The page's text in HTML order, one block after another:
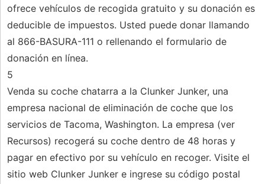
ofrece vehículos de recogida gratuito y su donación es
deducible de impuestos. Usted puede donar llamando
al 866-BASURA-111 o rellenando el formulario de
donación en línea.
5
Venda su coche chatarra a la Clunker Junker, una
empresa nacional de eliminación de coche que los
servicios de Tacoma, Washington. La empresa (ver
Recursos) recogerá su coche dentro de 48 horas y
pagar en efectivo por su vehículo en recoger. Visite el
sitio web Clunker Junker e ingrese su código postal